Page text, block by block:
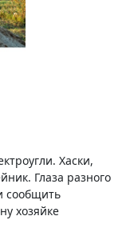
Хаски,
Глаза разного
сообщить
хозяйке